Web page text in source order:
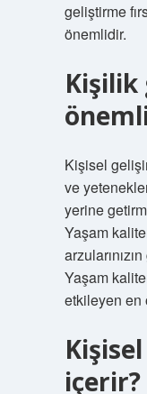
geliştirme
önemlidir.
Kişilik
Kişisel
ve
yerine
Yaşam
Yaşam
etkileyen en
içerir?